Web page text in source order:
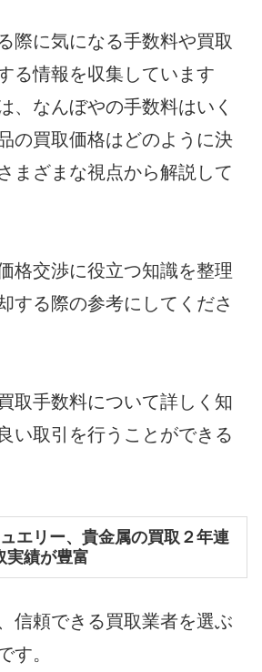
際に気になる手数料や買取
る情報を収集しています
、なんぼやの手数料はいく
の買取価格はどのように決
まざまな視点から解説して
格交渉に役立つ知識を整理
する際の参考にしてくださ
取手数料について詳しく知
い取引を行うことができる
エリー、貴金属の買取２年連
実績が豊富
信頼できる買取業者を選ぶ
す。